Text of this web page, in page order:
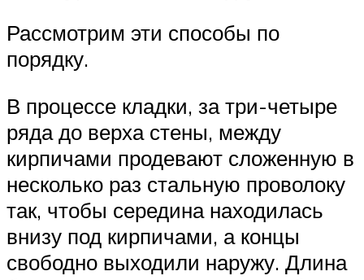
Рассмотрим эти способы по
порядку.
В процессе кладки, за три-четыре
ряда до верха стены, между
кирпичами продевают сложенную в
несколько раз стальную проволоку
так, чтобы середина находилась
внизу под кирпичами, а концы
свободно выходили наружу. Длина